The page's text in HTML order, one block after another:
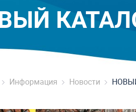
Информация Новости